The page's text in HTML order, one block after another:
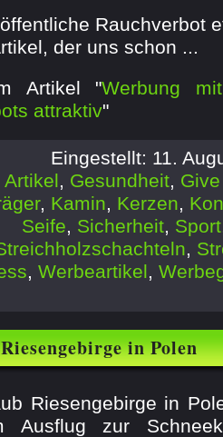
Rauchverbot
der uns schon ...
Artikel "Werbung
attraktiv"
Eingestellt: 11.
Artikel, Gesundheit,
, Kamin, Kerzen,
Seife, Sicherheit, Sport
,
, Werbeartikel,
in Polen
Riesengebirge in
Ausflug zur